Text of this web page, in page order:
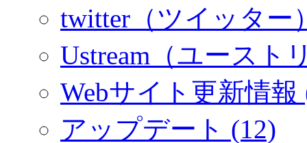
twitter（ツイッター
Ustream（ユースト
Webサイト更新情報
アップデート (12)